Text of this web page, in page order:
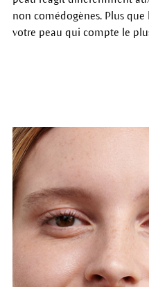
non comédogènes. Plus que
votre peau qui compte le